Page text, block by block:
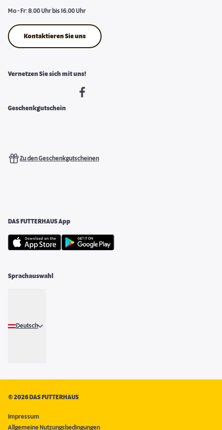
Mo - Fr: 8.00 Uhr bis 16.00 Uhr
Kontaktieren Sie uns
Vernetzen Sie sich mit uns!
Geschenkgutschein
Zu den Geschenkgutscheinen
DAS FUTTERHAUS App
Sprachauswahl
Deutsch
©2026 DAS FUTTERHAUS
Impressum
Allgemeine Nutzungsbedingungen